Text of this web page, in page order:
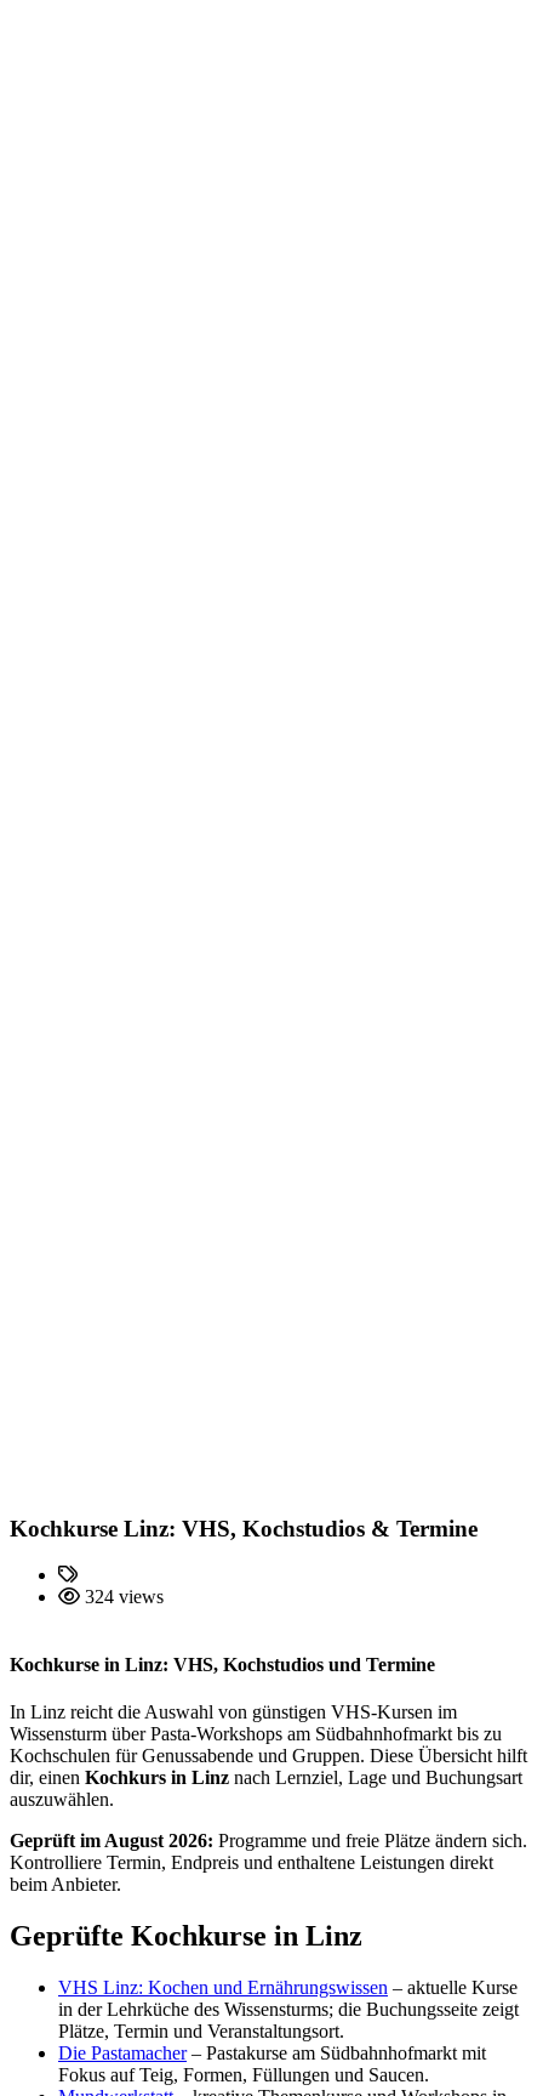
Kochkurse Linz: VHS, Kochstudios & Termine
324 views
Kochkurse in Linz: VHS, Kochstudios und Termine
In Linz reicht die Auswahl von günstigen VHS-Kursen im
Wissensturm über Pasta-Workshops am Südbahnhofmarkt bis zu
Kochschulen für Genussabende und Gruppen. Diese Übersicht hilft
dir, einen Kochkurs in Linz nach Lernziel, Lage und Buchungsart
auszuwählen.
Geprüft im August 2026: Programme und freie Plätze ändern sich.
Kontrolliere Termin, Endpreis und enthaltene Leistungen direkt
beim Anbieter.
Geprüfte Kochkurse in Linz
VHS Linz: Kochen und Ernährungswissen – aktuelle Kurse
in der Lehrküche des Wissensturms; die Buchungsseite zeigt
Plätze, Termin und Veranstaltungsort.
Die Pastamacher– Pastakurse am Südbahnhofmarkt mit
Fokus auf Teig, Formen, Füllungen und Saucen.